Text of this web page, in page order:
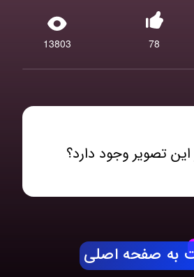
13803 78
تصویر وجود دارد؟
به صفحه اصلی